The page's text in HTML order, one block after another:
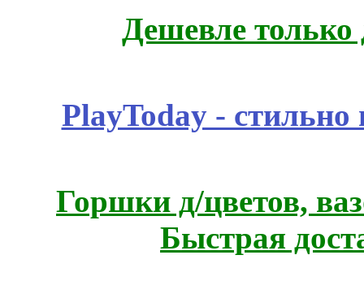
Дешевле
PlayToday -
Горшки д/цветов,
Быстрая